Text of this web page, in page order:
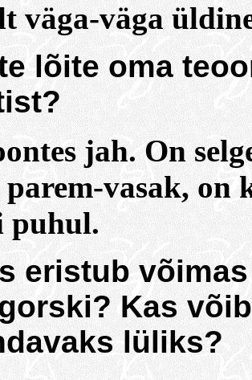
väga-väga
lõite oma
jah. On
vasak, on
puhul.
eristub
Kas
lüliks?